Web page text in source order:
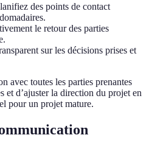
des points de contact
le retour des parties
sur les décisions prises et
avec toutes les parties prenantes
et d’ajuster la direction du projet en
pour un projet mature.